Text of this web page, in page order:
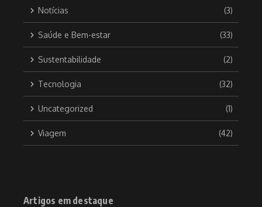
Notícias (3)
Saúde e Bem-estar (33)
Sustentabilidade (2)
Tecnologia (32)
Uncategorized (1)
Viagem (42)
Artigos em destaque